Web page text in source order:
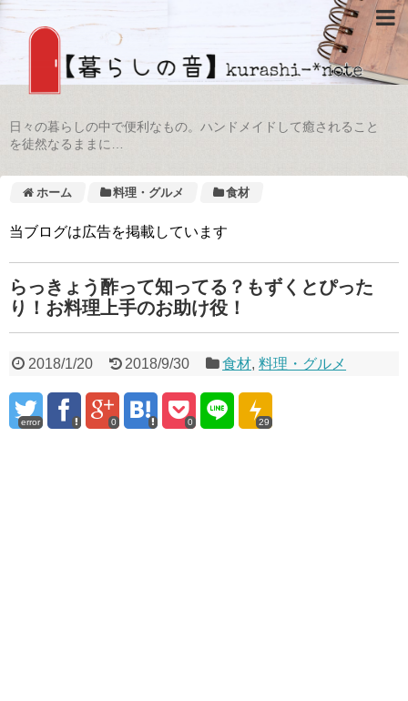
日々の暮らしの中で便利なもの。ハンドメイドして癒されること
を徒然なるままに…
ホーム 料理・グルメ 食材
当ブログは広告を掲載しています
らっきょう酢って知ってる？もずくとぴった
り！お料理上手のお助け役！
2018/1/20 2018/9/30 食材,料理・グルメ
error 0 0 29